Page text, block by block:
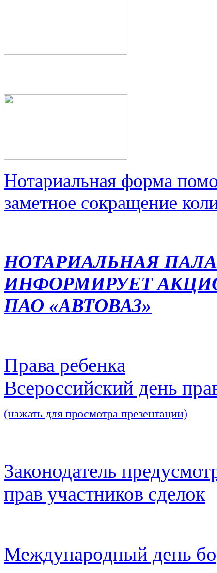
Нотариальная форма
заметное сокращение
НОТАРИАЛЬНАЯ
ИНФОРМИРУЕТ
ПАО «АВТОВАЗ»
Права ребенка
Всероссийский день
(нажать для просмотра презентации)
Законодатель
прав участников сделок
Международный день